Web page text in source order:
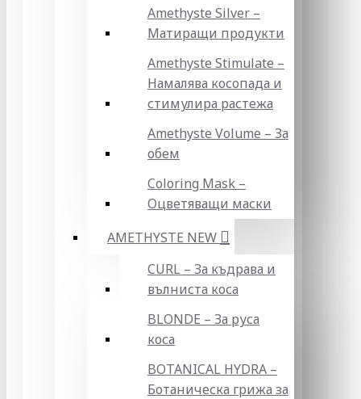
Amethyste Silver –
Матиращи продукти
Amethyste Stimulate –
Намалява косопада и
стимулира растежа
Amethyste Volume – За
обем
Coloring Mask –
Оцветяващи маски
AMETHYSTE NEW
CURL – За къдрава и
вълниста коса
BLONDE – За руса
коса
BOTANICAL HYDRA –
Ботаническа грижа за